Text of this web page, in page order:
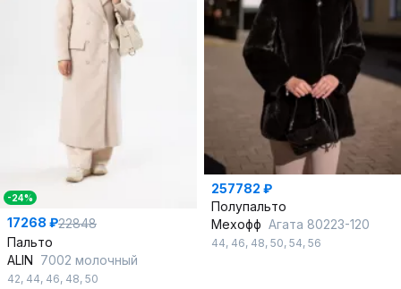
-24%
17268 ₽22848
Пальто
ALIN 7002 молочный
42, 44, 46, 48, 50
257782 ₽
Полупальто
Мехофф Агата 80223-120
44, 46, 48, 50, 54, 56